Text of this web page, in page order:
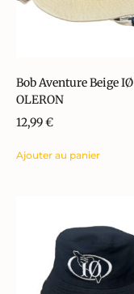
Bob Aventure Beige IØ
OLERON
12,99€
Ajouter au panier